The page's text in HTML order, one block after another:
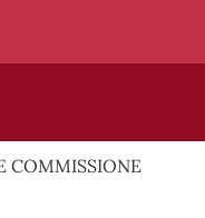
COMMISSIONE